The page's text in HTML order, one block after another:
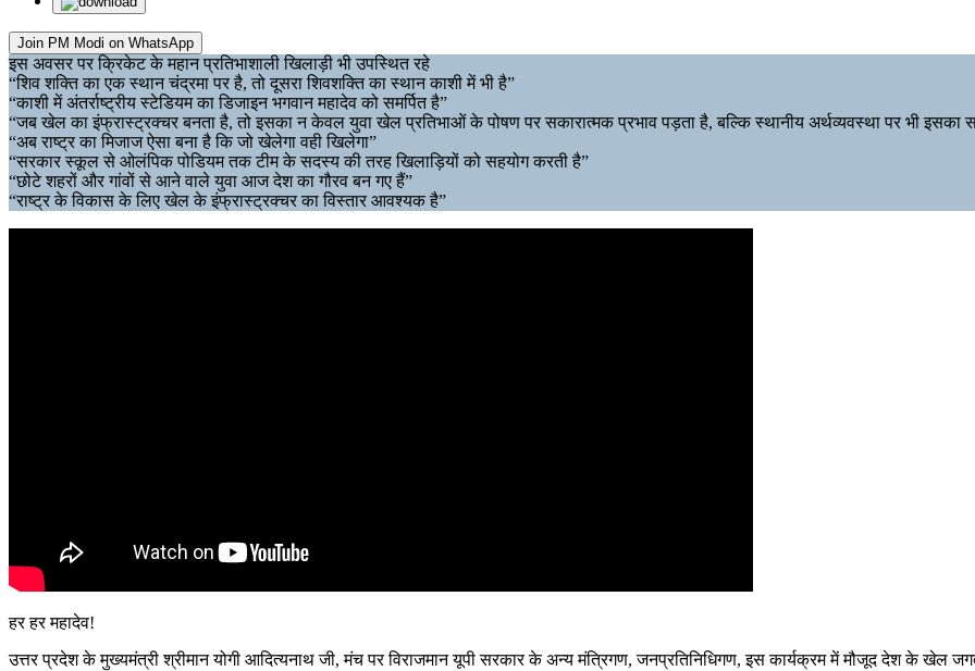
Join PM Modi on WhatsApp
इस अवसर पर क्रिकेट के महान प्रतिभाशाली खिलाड़ी भी उपस्थित रहे
“शिव शक्ति का एक स्थान चंद्रमा पर है, तो दूसरा शिवशक्ति का स्थान काशी में भी है”
“काशी में अंतर्राष्ट्रीय स्टेडियम का डिजाइन भगवान महादेव को समर्पित है”
“जब खेल का इंफ्रास्ट्रक्चर बनता है, तो इसका न केवल युवा खेल प्रतिभाओं के पोषण पर सकारात्मक प्रभाव पड़ता है, बल्कि स्थानीय अर्थव्यवस्था पर भी इसका
“अब राष्ट्र का मिजाज ऐसा बना है कि जो खेलेगा वही खिलेगा”
“सरकार स्कूल से ओलंपिक पोडियम तक टीम के सदस्य की तरह खिलाड़ियों को सहयोग करती है”
“छोटे शहरों और गांवों से आने वाले युवा आज देश का गौरव बन गए हैं”
“राष्ट्र के विकास के लिए खेल के इंफ्रास्ट्रक्चर का विस्तार आवश्यक है”
हर हर महादेव!
उत्तर प्रदेश के मुख्यमंत्री श्रीमान योगी आदित्यनाथ जी, मंच पर विराजमान यूपी सरकार के अन्य मंत्रिगण, जनप्रतिनिधिगण, इस कार्यक्रम में मौजूद देश के खेल